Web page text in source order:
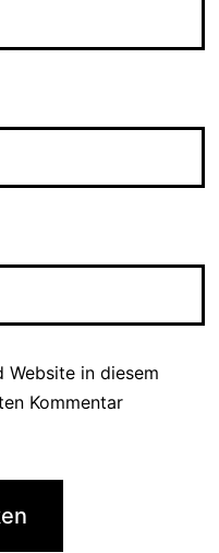
Website in diesem
Kommentar